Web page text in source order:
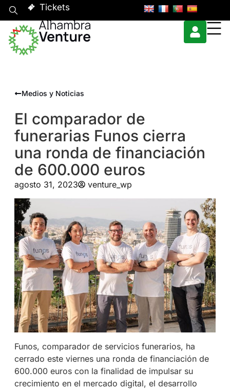
Tickets
Medios y Noticias
El comparador de
funerarias Funos cierra
una ronda de financiación
de 600.000 euros
agosto 31, 2023 venture_wp
Funos, comparador de servicios funerarios, ha
cerrado este viernes una ronda de financiación de
600.000 euros con la finalidad de impulsar su
crecimiento en el mercado digital, el desarrollo